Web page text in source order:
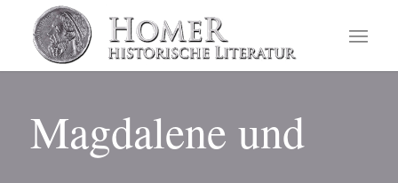
Magdalene und